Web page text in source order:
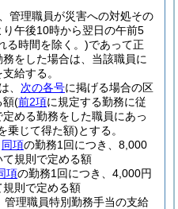
管理職員が災害への対処その
午後10時から翌日の午前5
る時間を除く。)であって正
をした場合は、当該職員に
給する。
、 次の各号に掲げる場合の区
額(前2項に規定する勤務に従
める勤務をした職員にあっ
乗じて得た額)とする。
同項の勤務1回につき、8,000
規則で定める額
項の勤務1回につき、4,000円
則で定める額
管理職員特別勤務手当の支給